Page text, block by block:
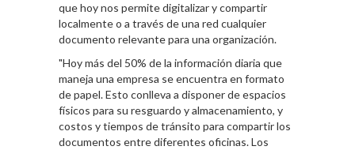
que hoy nos permite digitalizar y compartir
localmente o a través de una red cualquier
documento relevante para una organización.
"Hoy más del 50% de la información diaria que
maneja una empresa se encuentra en formato
de papel. Esto conlleva a disponer de espacios
físicos para su resguardo y almacenamiento, y
costos y tiempos de tránsito para compartir los
documentos entre diferentes oficinas. Los